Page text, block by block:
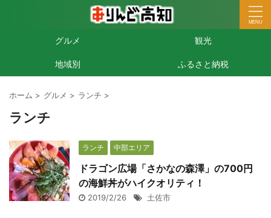
グルメ 観光
地域別 ふるさと納税
ホーム > グルメ > ランチ >
ランチ
ランチ 中部エリア
ドラゴン広場「さかなの森澤」の700円
の海鮮丼がハイクオリティ！
2019/2/26 土佐市